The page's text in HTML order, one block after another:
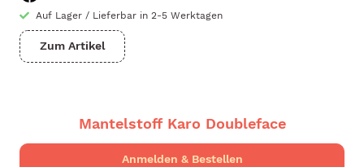
Auf Lager / Lieferbar in 2-5 Werktagen
Zum Artikel
Mantelstoff Karo Doubleface